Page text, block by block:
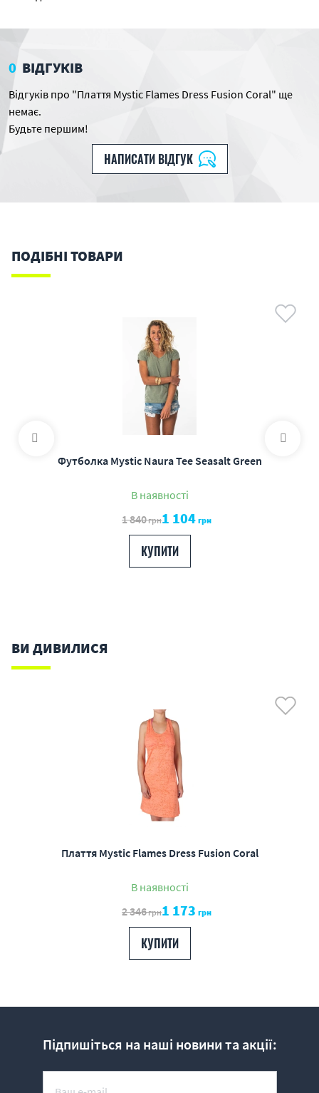
0 ВІДГУКІВ
Відгуків про "Плаття Mystic Flames Dress Fusion Coral" ще
немає.
Будьте першим!
НАПИСАТИ ВІДГУК
ПОДІБНІ ТОВАРИ
Футболка Mystic Naura Tee Seasalt Green
В наявності
1 840грн1 104 грн
КУПИТИ
ВИ ДИВИЛИСЯ
Плаття Mystic Flames Dress Fusion Coral
В наявності
2 346грн1 173 грн
КУПИТИ
Підпишіться на наші новини та акції: